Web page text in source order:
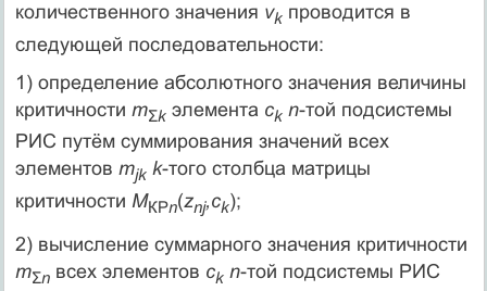
количественного значения vkпроводится в
следующей последовательности:
1) определение абсолютного значения величины
критичности mΣkэлемента сkn-той подсистемы
РИС путём суммирования значений всех
элементов mjkk-того столбца матрицы
критичности МКРn(znj,сk);
2) вычисление суммарного значения критичности
mΣnвсех элементов сkn-той подсистемы РИС